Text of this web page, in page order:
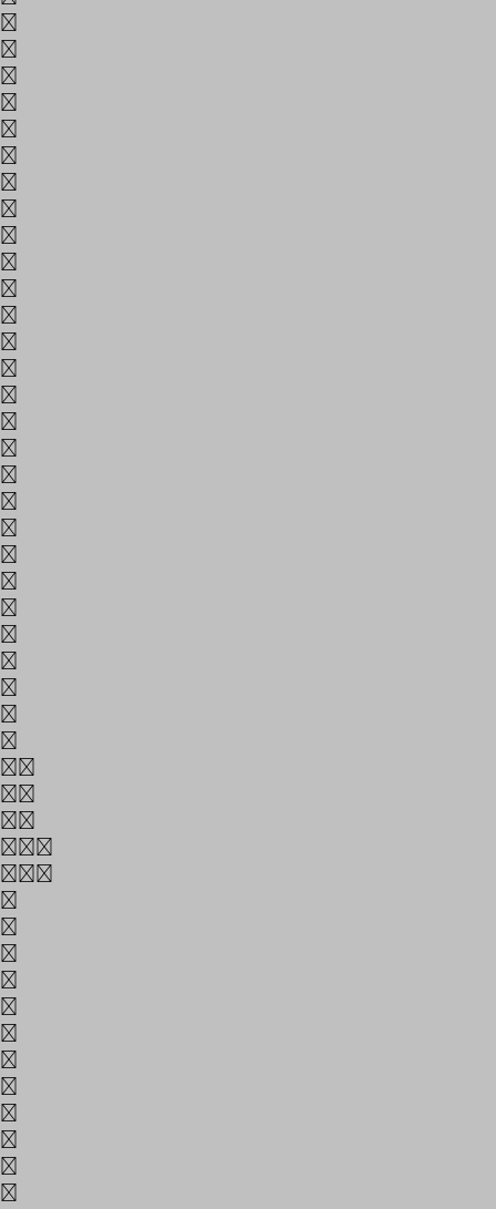
z
Æ
Ð
Ø
Þ
ß
æ
ð
ø
þ
đ
Ħ
ħ
ı
Ĳ
ĳ
ĸ
Ŀ
ŀ
Ł
ł
ŉ
Ŋ
ŋ
Œ
œ
Ŧ
ŧ
ff
fi
fl
ffi
ffl
1
2
3
4
5
6
7
8
9
0
~
!